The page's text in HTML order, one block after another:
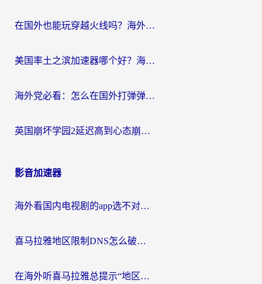
在国外也能玩穿越火线吗？海外玩家国服游戏畅玩终极指南
美国率土之滨加速器哪个好？海外党国服游戏畅玩终极指南（附多游戏解决方案）
海外党必看：怎么在国外打弹弹堂不卡？番茄加速器亲测指南
英国崩坏学园2延迟高到心态崩？海外党国服游戏加速终极指南
影音加速器
海外看国内电视剧的app选不对？这份回国加速器避坑指南帮你流畅追剧
喜马拉雅地区限制DNS怎么破？海外党听国内音乐听书的终极解决方案
在海外听喜马拉雅总提示“地区限制”？3步轻松解除+听国内音乐全攻略